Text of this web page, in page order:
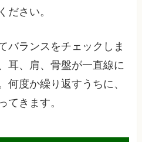
ださい。
バランスをチェックしま
耳、肩、骨盤が一直線に
何度か繰り返すうちに、
てきます。